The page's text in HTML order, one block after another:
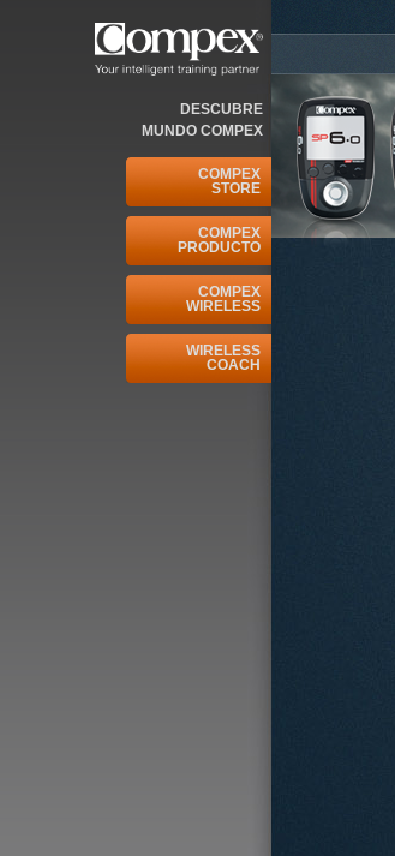
DESCUBRE
MUNDO COMPEX
COMPEX
STORE
COMPEX
PRODUCTO
COMPEX
WIRELESS
WIRELESS
COACH